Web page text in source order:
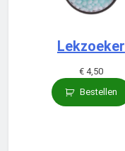
Lekzoeker
€ 4,50
Bestellen